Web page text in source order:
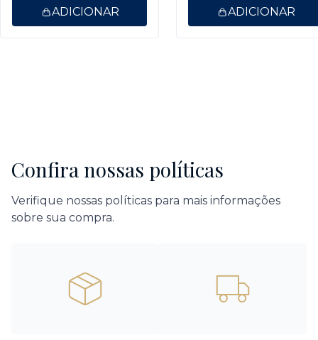
ADICIONAR ADICIONAR
Confira nossas políticas
Verifique nossas políticas para mais informações
sobre sua compra.